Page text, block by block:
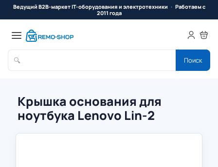
Ведущий B2B-маркет IT-оборудования и электротехники
Работаем с
2011 года
🔍 Поиск
Крышка основания для
ноутбука Lenovo Lin-2